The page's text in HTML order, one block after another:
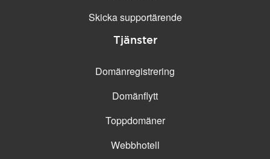
Skicka supportärende
Tjänster
Domänregistrering
Domänflytt
Toppdomäner
Webbhotell